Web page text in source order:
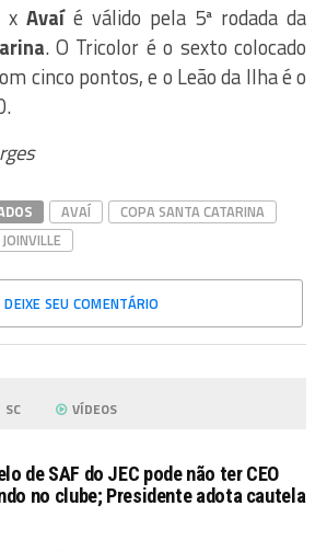
xAvaíé válido pela 5ª rodada da
. O Tricolor é o sexto colocado
cinco pontos, e o Leão da Ilha é o
AVAÍ
COPA SANTA CATARINA
JOINVILLE
DEIXE SEU COMENTÁRIO
SC VÍDEOS
de SAF do JEC pode não ter CEO
no clube; Presidente adota cautela